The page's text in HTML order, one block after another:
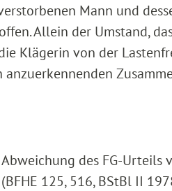
Mann und
Allein der Umstand,
Klägerin von der
des FG-Urteils
125, 516, BStBl II